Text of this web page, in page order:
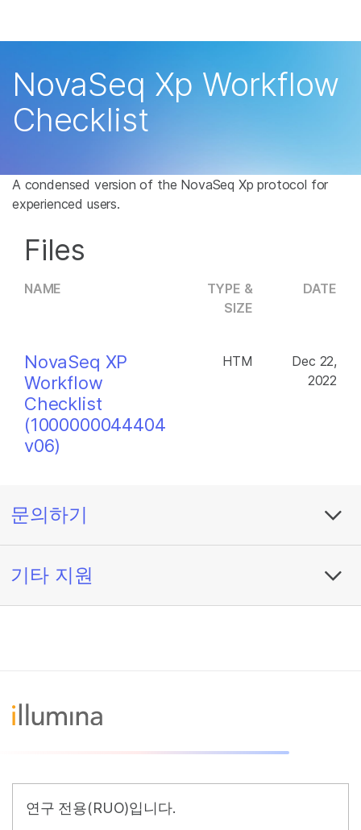
학습
지원
NovaSeq Xp Workflow
Checklist
A condensed version of the NovaSeq Xp protocol for
experienced users.
Files
NAME
TYPE &
SIZE
DATE
NovaSeq XP
Workflow
Checklist
(1000000044404
v06)
HTM
Dec 22,
2022
문의하기
기타 지원
연구 전용(RUO)입니다.
습니다. 주요 관심 분야를 선택해 주세요:
×
미생물학 연구